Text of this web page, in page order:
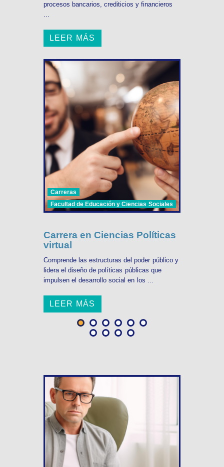
procesos bancarios, crediticios y financieros
...
LEER MÁS
Carreras
Facultad de Educación y Ciencias Sociales
Carrera en Ciencias Políticas
virtual
Comprende las estructuras del poder público y
lidera el diseño de políticas públicas que
impulsen el desarrollo social en los ...
LEER MÁS